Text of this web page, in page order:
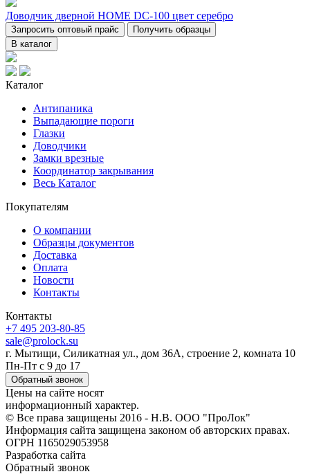
Доводчик дверной НОМЕ DC-100 цвет серебро
Запросить оптовый прайс
Получить образцы
В каталог
Каталог
Антипаника
Выпадающие пороги
Глазки
Доводчики
Замки врезные
Координатор закрывания
Весь Каталог
Покупателям
О компании
Образцы документов
Доставка
Оплата
Новости
Контакты
Контакты
+7 495 203-80-85
sale@prolock.su
г. Мытищи, Силикатная ул., дом 36А, строение 2, комната 10
Пн-Пт с 9 до 17
Обратный звонок
Цены на сайте носят
информационный характер.
© Все права защищены 2016 - Н.В. ООО "ПроЛок"
Информация сайта защищена законом об авторских правах.
ОГРН 1165029053958
Разработка сайта
Обратный звонок